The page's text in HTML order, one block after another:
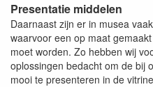
Presentatie middelen
Daarnaast zijn er in musea
waarvoor een op maat
moet worden. Zo hebben wij
oplossingen bedacht om de bij
mooi te presenteren in de